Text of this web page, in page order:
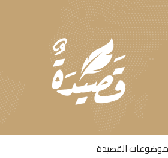
موضوعات القصيدة​